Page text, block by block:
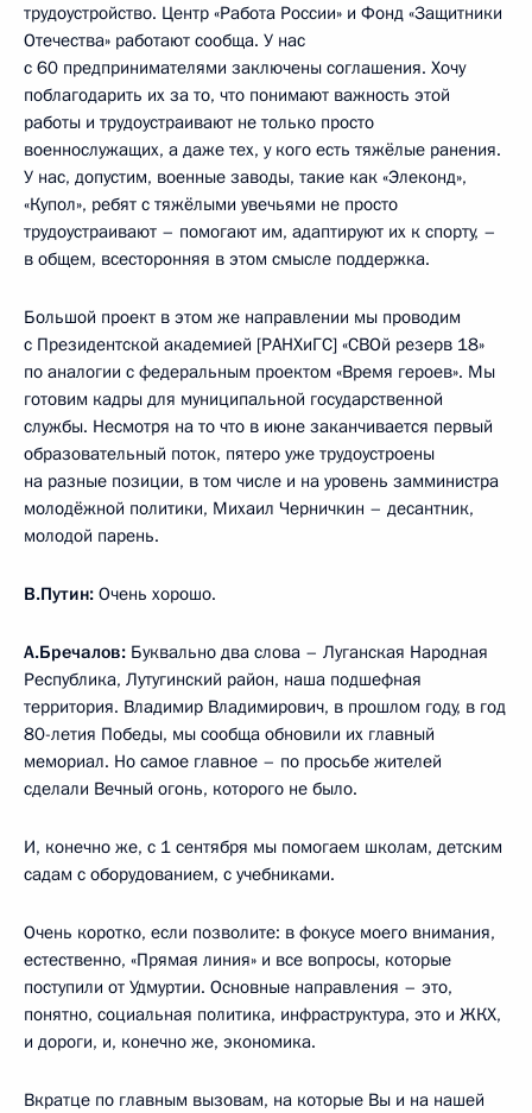
трудоустройство. Центр «Работа России» и Фонд «Защитники
Отечества» работают сообща. У нас
с 60 предпринимателями заключены соглашения. Хочу
поблагодарить их за то, что понимают важность этой
работы и трудоустраивают не только просто
военнослужащих, а даже тех, у кого есть тяжёлые ранения.
У нас, допустим, военные заводы, такие как «Элеконд»,
«Купол», ребят с тяжёлыми увечьями не просто
трудоустраивают – помогают им, адаптируют их к спорту, –
в общем, всесторонняя в этом смысле поддержка.
Большой проект в этом же направлении мы проводим
с Президентской академией [РАНХиГС] «СВОй резерв 18»
по аналогии с федеральным проектом «Время героев». Мы
готовим кадры для муниципальной государственной
службы. Несмотря на то что в июне заканчивается первый
образовательный поток, пятеро уже трудоустроены
на разные позиции, в том числе и на уровень замминистра
молодёжной политики, Михаил Черничкин – десантник,
молодой парень.
В.Путин: Очень хорошо.
А.Бречалов: Буквально два слова – Луганская Народная
Республика, Лутугинский район, наша подшефная
территория. Владимир Владимирович, в прошлом году, в год
80-летия Победы, мы сообща обновили их главный
мемориал. Но самое главное – по просьбе жителей
сделали Вечный огонь, которого не было.
И, конечно же, с 1 сентября мы помогаем школам, детским
садам с оборудованием, с учебниками.
Очень коротко, если позволите: в фокусе моего внимания,
естественно, «Прямая линия» и все вопросы, которые
поступили от Удмуртии. Основные направления – это,
понятно, социальная политика, инфраструктура, это и ЖКХ,
и дороги, и, конечно же, экономика.
Вкратце по главным вызовам, на которые Вы и на нашей